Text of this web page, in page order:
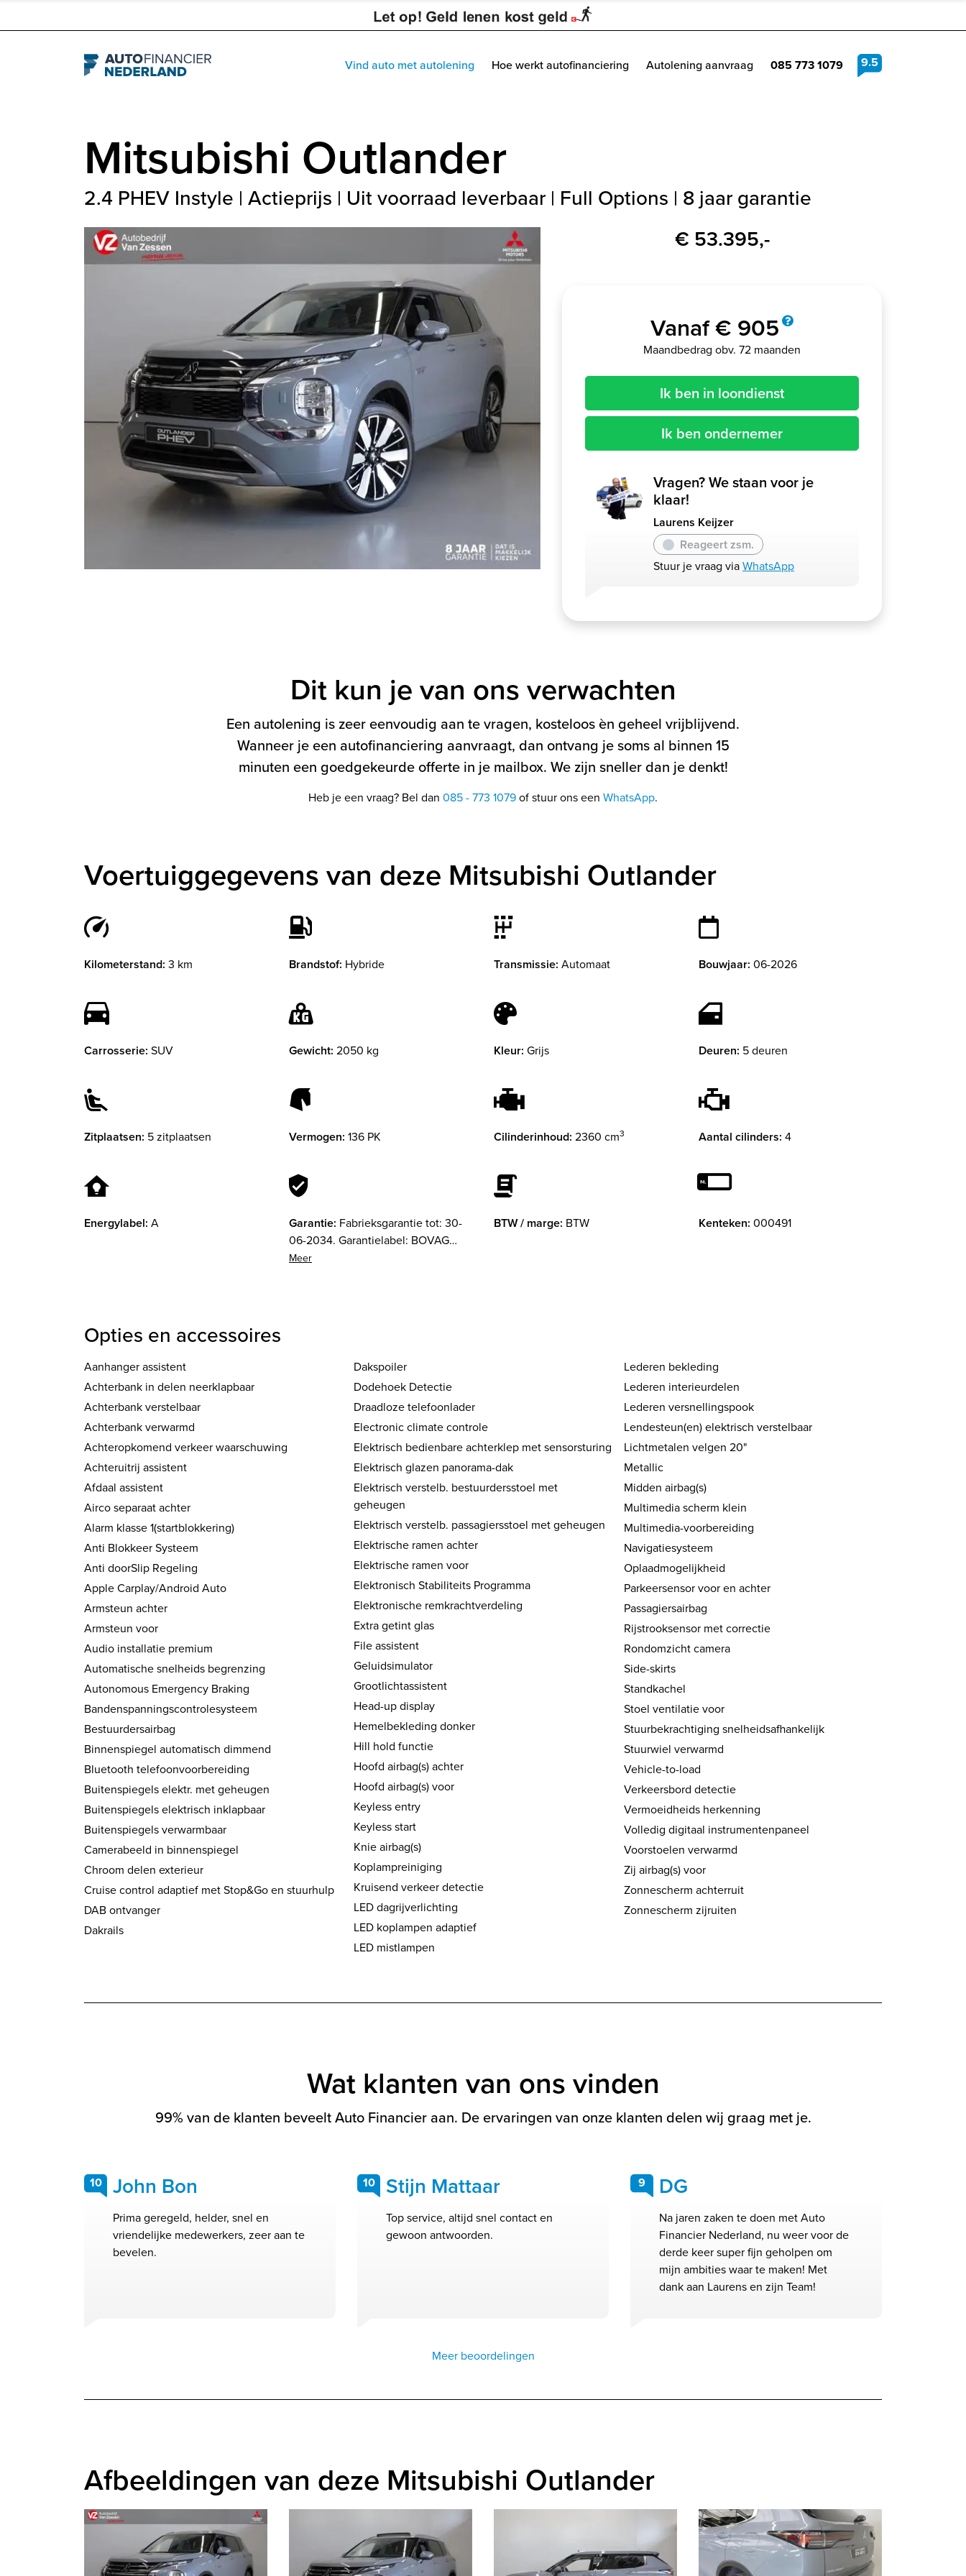
Navigation 9.5
Vind auto met autolening Hoe werkt autofinanciering Autolening aanvraag 085 773 1079
Mitsubishi Outlander
2.4 PHEV Instyle | Actieprijs | Uit voorraad leverbaar | Full Options | 8 jaar garantie
€ 53.395,-
Vanaf € 905
Maandbedrag obv. 72 maanden
Ik ben in loondienst
Ik ben ondernemer
Vragen? We staan voor je
klaar!
Laurens Keijzer
Reageert zsm.
Stuur je vraag viaWhatsApp
Dit kun je van ons verwachten
Een autolening is zeer eenvoudig aan te vragen, kosteloos èn geheel vrijblijvend.
Wanneer je een autofinanciering aanvraagt, dan ontvang je soms al binnen 15
minuten een goedgekeurde offerte in je mailbox. We zijn sneller dan je denkt!
Heb je een vraag? Bel dan 085 - 773 1079of stuur ons een WhatsApp.
Voertuiggegevens van deze Mitsubishi Outlander
Kilometerstand: 3 km Brandstof: Hybride Transmissie: Automaat Bouwjaar: 06-2026
Carrosserie: SUV Gewicht: 2050 kg Kleur: Grijs Deuren: 5 deuren
Zitplaatsen: 5 zitplaatsen Vermogen: 136 PK Cilinderinhoud: 2360 cm3 Aantal cilinders: 4
Energylabel: A Garantie: Fabrieksgarantie tot: 30-
06-2034. Garantielabel: BOVAG
Garantie (12 maanden)
BTW / marge: BTW Kenteken: 000491
Opties en accessoires
Aanhanger assistent
Achterbank in delen neerklapbaar
Achterbank verstelbaar
Achterbank verwarmd
Achteropkomend verkeer waarschuwing
Achteruitrij assistent
Afdaal assistent
Airco separaat achter
Alarm klasse 1(startblokkering)
Anti Blokkeer Systeem
Anti doorSlip Regeling
Apple Carplay/Android Auto
Armsteun achter
Armsteun voor
Audio installatie premium
Automatische snelheids begrenzing
Autonomous Emergency Braking
Bandenspanningscontrolesysteem
Bestuurdersairbag
Binnenspiegel automatisch dimmend
Bluetooth telefoonvoorbereiding
Buitenspiegels elektr. met geheugen
Buitenspiegels elektrisch inklapbaar
Buitenspiegels verwarmbaar
Camerabeeld in binnenspiegel
Chroom delen exterieur
Cruise control adaptief met Stop&Go en stuurhulp
DAB ontvanger
Dakrails
Dakspoiler
Dodehoek Detectie
Draadloze telefoonlader
Electronic climate controle
Elektrisch bedienbare achterklep met sensorsturing
Elektrisch glazen panorama-dak
Elektrisch verstelb. bestuurdersstoel met
geheugen
Elektrisch verstelb. passagiersstoel met geheugen
Elektrische ramen achter
Elektrische ramen voor
Elektronisch Stabiliteits Programma
Elektronische remkrachtverdeling
Extra getint glas
File assistent
Geluidsimulator
Grootlichtassistent
Head-up display
Hemelbekleding donker
Hill hold functie
Hoofd airbag(s) achter
Hoofd airbag(s) voor
Keyless entry
Keyless start
Knie airbag(s)
Koplampreiniging
Kruisend verkeer detectie
LED dagrijverlichting
LED koplampen adaptief
LED mistlampen
Lederen bekleding
Lederen interieurdelen
Lederen versnellingspook
Lendesteun(en) elektrisch verstelbaar
Lichtmetalen velgen 20"
Metallic
Midden airbag(s)
Multimedia scherm klein
Multimedia-voorbereiding
Navigatiesysteem
Oplaadmogelijkheid
Parkeersensor voor en achter
Passagiersairbag
Rijstrooksensor met correctie
Rondomzicht camera
Side-skirts
Standkachel
Stoel ventilatie voor
Stuurbekrachtiging snelheidsafhankelijk
Stuurwiel verwarmd
Vehicle-to-load
Verkeersbord detectie
Vermoeidheids herkenning
Volledig digitaal instrumentenpaneel
Voorstoelen verwarmd
Zij airbag(s) voor
Zonnescherm achterruit
Zonnescherm zijruiten
Wat klanten van ons vinden
99% van de klanten beveelt Auto Financier aan. De ervaringen van onze klanten delen wij graag met je.
10 John Bon
Prima geregeld, helder, snel en
vriendelijke medewerkers, zeer aan te
bevelen.
10 Stijn Mattaar
Top service, altijd snel contact en
gewoon antwoorden.
9 DG
Na jaren zaken te doen met Auto
Financier Nederland, nu weer voor de
derde keer super fijn geholpen om
mijn ambities waar te maken! Met
dank aan Laurens en zijn Team!
Meer beoordelingen
Afbeeldingen van deze Mitsubishi Outlander